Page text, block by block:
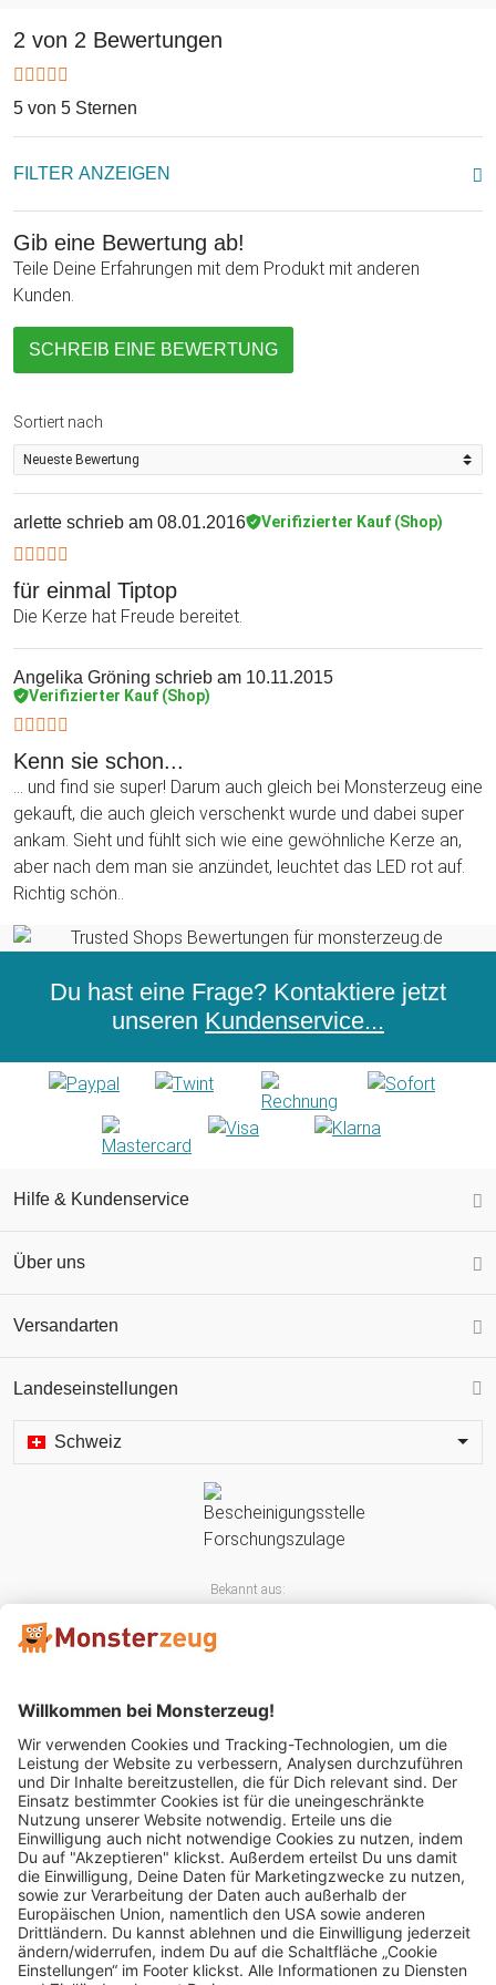
2 von 2 Bewertungen
5 von 5 Sternen
FILTER ANZEIGEN
Gib eine Bewertung ab!
Teile Deine Erfahrungen mit dem Produkt mit anderen
Kunden.
SCHREIB EINE BEWERTUNG
Sortiert nach
arlette schrieb am 08.01.2016 Verifizierter Kauf (Shop)
für einmal Tiptop
Die Kerze hat Freude bereitet.
Angelika Gröning schrieb am 10.11.2015
Verifizierter Kauf (Shop)
Kenn sie schon...
... und find sie super! Darum auch gleich bei Monsterzeug eine
gekauft, die auch gleich verschenkt wurde und dabei super
ankam. Sieht und fühlt sich wie eine gewöhnliche Kerze an,
aber nach dem man sie anzündet, leuchtet das LED rot auf.
Richtig schön..
Du hast eine Frage? Kontaktiere jetzt
unseren Kundenservice...
Hilfe & Kundenservice
Über uns
Versandarten
Landeseinstellungen
Schweiz
Bekannt aus:
Mitglied im: